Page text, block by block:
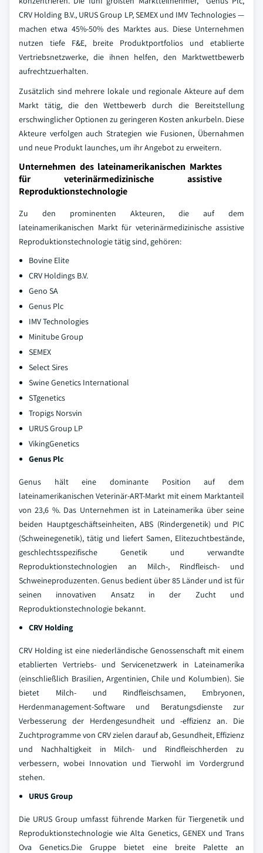
CRV Holding B.V., URUS Group LP, SEMEX und IMV Technologies —
machen etwa 45%-50% des Marktes aus. Diese Unternehmen
nutzen tiefe F&E, breite Produktportfolios und etablierte
Vertriebsnetzwerke, die ihnen helfen, den Marktwettbewerb
aufrechtzuerhalten.
Zusätzlich sind mehrere lokale und regionale Akteure auf dem
Markt tätig, die den Wettbewerb durch die Bereitstellung
erschwinglicher Optionen zu geringeren Kosten ankurbeln. Diese
Akteure verfolgen auch Strategien wie Fusionen, Übernahmen
und neue Produkt launches, um ihr Angebot zu erweitern.
Unternehmen des lateinamerikanischen Marktes
für veterinärmedizinische assistive
Reproduktionstechnologie
Zu den prominenten Akteuren, die auf dem
lateinamerikanischen Markt für veterinärmedizinische assistive
Reproduktionstechnologie tätig sind, gehören:
Bovine Elite
CRV Holdings B.V.
Geno SA
Genus Plc
IMV Technologies
Minitube Group
SEMEX
Select Sires
Swine Genetics International
STgenetics
Tropigs Norsvin
URUS Group LP
VikingGenetics
Genus Plc
Genus hält eine dominante Position auf dem
lateinamerikanischen Veterinär-ART-Markt mit einem Marktanteil
von 23,6 %. Das Unternehmen ist in Lateinamerika über seine
beiden Hauptgeschäftseinheiten, ABS (Rindergenetik) und PIC
(Schweinegenetik), tätig und liefert Samen, Elitezuchtbestände,
geschlechtsspezifische Genetik und verwandte
Reproduktionstechnologien an Milch-, Rindfleisch- und
Schweineproduzenten. Genus bedient über 85 Länder und ist für
seinen innovativen Ansatz in der Zucht und
Reproduktionstechnologie bekannt.
CRV Holding
CRV Holding ist eine niederländische Genossenschaft mit einem
etablierten Vertriebs- und Servicenetzwerk in Lateinamerika
(einschließlich Brasilien, Argentinien, Chile und Kolumbien). Sie
bietet Milch- und Rindfleischsamen, Embryonen,
Herdenmanagement-Software und Beratungsdienste zur
Verbesserung der Herdengesundheit und -effizienz an. Die
Zuchtprogramme von CRV zielen darauf ab, Gesundheit, Effizienz
und Nachhaltigkeit in Milch- und Rindfleischherden zu
verbessern, wobei Innovation und Tierwohl im Vordergrund
stehen.
URUS Group
Die URUS Group umfasst führende Marken für Tiergenetik und
Reproduktionstechnologie wie Alta Genetics, GENEX und Trans
Ova Genetics.Die Gruppe bietet eine breite Palette an